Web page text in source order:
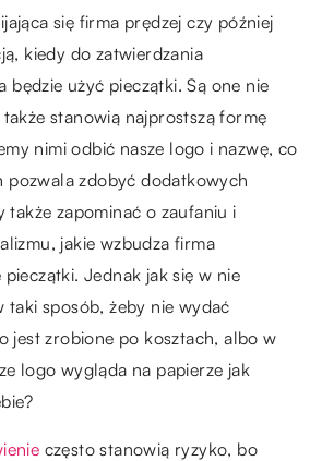
się firma prędzej czy później
kiedy do zatwierdzania
będzie użyć pieczątki. Są one nie
stanowią najprostszą formę
nimi odbić nasze logo i nazwę, co
pozwala zdobyć dodatkowych
także zapominać o zaufaniu i
jakie wzbudza firma
pieczątki. Jednak jak się w nie
sposób, żeby nie wydać
jest zrobione po kosztach, albo w
logo wygląda na papierze jak
często stanowią ryzyko, bo